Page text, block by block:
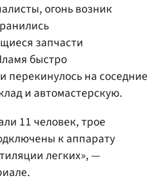
огонь возник
запчасти
быстро
перекинулось на соседние
и автомастерскую.
11 человек, трое
к аппарату
легких», —